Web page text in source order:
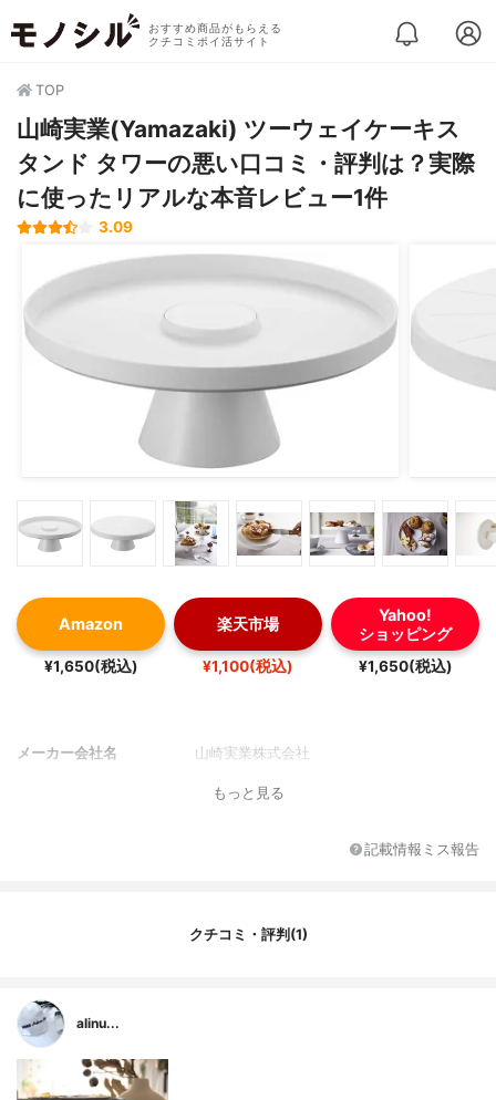
おすすめ商品がもらえる
クチコミポイ活サイト
TOP
山崎実業(Yamazaki) ツーウェイケーキス
タンド タワーの悪い口コミ・評判は？実際
に使ったリアルな本音レビュー1件
3.09
Amazon
¥1,650(税込)
楽天市場
¥1,100(税込)
Yahoo!
ショッピング
¥1,650(税込)
メーカー会社名 山崎実業株式会社
もっと見る
記載情報ミス報告
クチコミ・評判(1)
alinu...